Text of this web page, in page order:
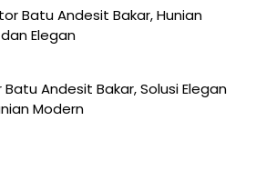
Batu Andesit Bakar, Hunian
Elegan
Batu Andesit Bakar, Solusi Elegan
Modern